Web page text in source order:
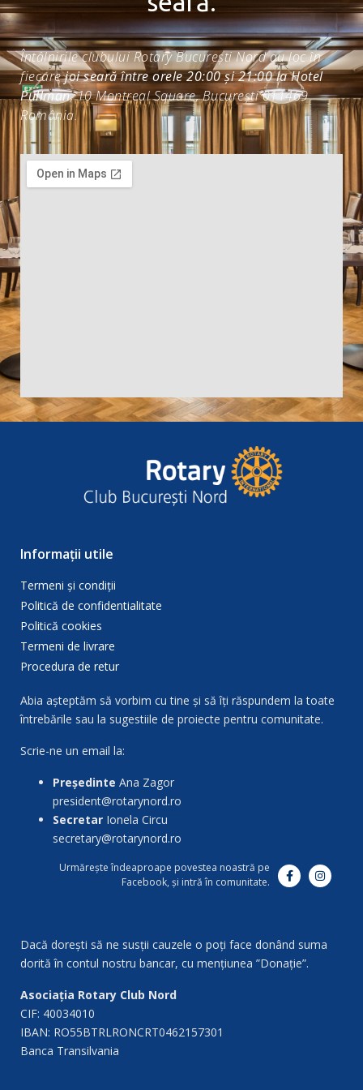
Întâlnirile clubului Rotary București Nord au loc în
fiecarejoi seară între orele 20:00 și 21:00 la Hotel
Pullman, 10 Montreal Square, București 011469
România.
Informații utile
Termeni și condiții
Politică de confidentialitate
Politică cookies
Termeni de livrare
Procedura de retur
Abia așteptăm să vorbim cu tine și să îți răspundem la toate
întrebările sau la sugestiile de proiecte pentru comunitate.
Scrie-ne un email la:
Președinte Ana Zagor
president@rotarynord.ro
Secretar Ionela Circu
secretary@rotarynord.ro
Urmărește îndeaproape povestea noastră pe
Facebook, și intră în comunitate.
Dacă dorești să ne susții cauzele o poți face donând suma
dorită în contul nostru bancar, cu mențiunea ”Donație”.
Asociația Rotary Club Nord
CIF: 40034010
IBAN: RO55BTRLRONCRT0462157301
Banca Transilvania